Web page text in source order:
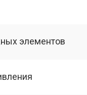
элементов